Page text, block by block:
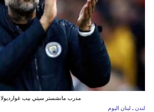
مدرب مانشستر سيتي بيب غوارديولا
لندن ـ لبنان اليوم